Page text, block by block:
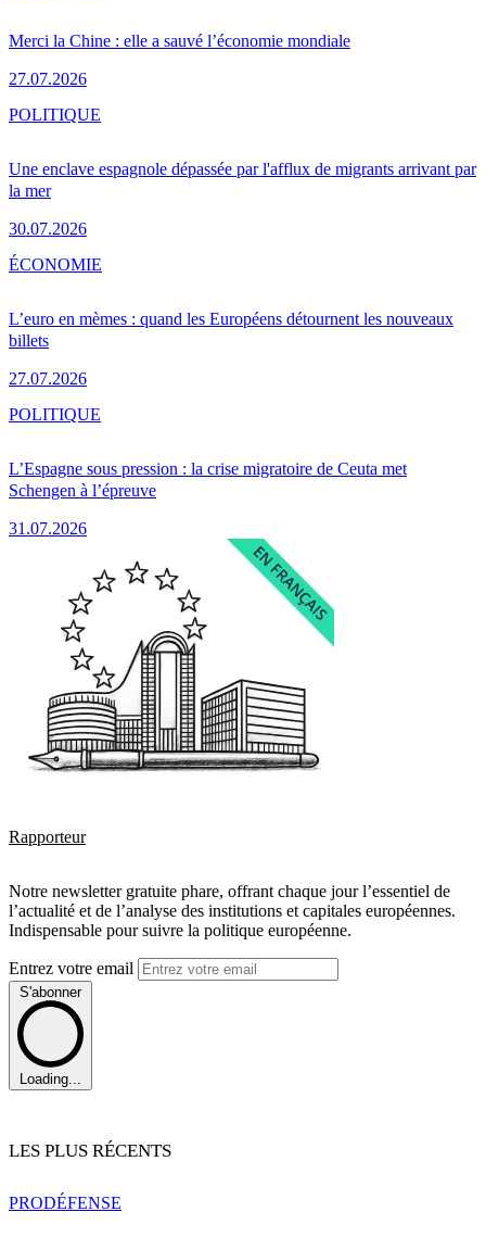
Merci la Chine : elle a sauvé l’économie mondiale
27.07.2026
Une enclave espagnole dépassée par l'afflux de migrants arrivant par
la mer
30.07.2026
POLITIQUE
L’euro en mèmes : quand les Européens détournent les nouveaux
billets
27.07.2026
ÉCONOMIE
L’Espagne sous pression : la crise migratoire de Ceuta met
Schengen à l’épreuve
31.07.2026
POLITIQUE
Rapporteur
Notre newsletter gratuite phare, offrant chaque jour l’essentiel de
l’actualité et de l’analyse des institutions et capitales européennes.
Indispensable pour suivre la politique européenne.
Entrez votre email
S'abonner
Loading...
LES PLUS RÉCENTS
PRODÉFENSE